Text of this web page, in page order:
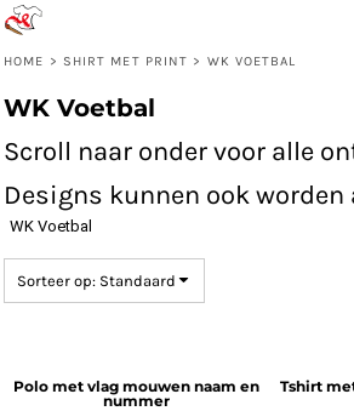
HOME > SHIRT MET PRINT > WK VOETBAL
WK Voetbal
Scroll naar onder voor alle
Designs kunnen ook worden
WK Voetbal
Sorteer op: Standaard
Polo met vlag mouwen naam en
nummer
Tshirt
Standaard
Price: Lowest First
Price: Highest First